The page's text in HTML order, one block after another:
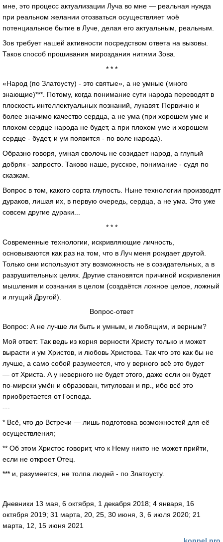
мне, это процесс актуализации Луча во мне — реальная нужда
при реальном желании отозваться осуществляет моё
потенциальное бытие в Луче, делая его актуальным, реальным.
Зов требует нашей активности посредством ответа на вызовы.
Таков способ прошивания мироздания нитями Зова.
* * *
«Народ (по Златоусту) - это святые», а не умные (много
знающие)***. Потому, когда понимание сути народа переводят в
плоскость интеллектуальных познаний, лукавят. Первично и
более значимо качество сердца, а не ума (при хорошем уме и
плохом сердце народа не будет, а при плохом уме и хорошем
сердце - будет, и ум появится - по воле народа).
Образно говоря, умная сволочь не созидает народ, а глупый
добряк - запросто. Таково наше, русское, понимание - судя по
сказкам.
Вопрос в том, какого сорта глупость. Ныне технологии производят
дураков, лишая их, в первую очередь, сердца, а не ума. Это уже
совсем другие дураки...
* * *
Современные технологии, искривляющие личность,
основываются как раз на том, что в Луч меня рождает другой.
Только они используют эту возможность не в созидательных, а в
разрушительных целях. Другие становятся причиной искривления
мышления и сознания в целом (создаётся ложное целое, ложный
и лгущий Другой).
Вопрос-ответ
Вопрос: А не лучше ли быть и умным, и любящим, и верным?
Мой ответ: Так ведь из корня верности Христу только и может
вырасти и ум Христов, и любовь Христова. Так что это как бы не
лучше, а само собой разумеется, что у верного всё это будет
— от Христа. А у неверного не будет этого, даже если он будет
по-мирски умён и образован, титулован и пр., ибо всё это
приобретается от Господа.
---
* Всё, что до Встречи — лишь подготовка возможностей для её
осуществления;
** Об этом Христос говорит, что к Нему никто не может прийти,
если не откроет Отец.
*** и, разумеется, не толпа людей - по Златоусту.
Дневники 13 мая, 6 октября, 1 декабря 2018; 4 января, 16
октября 2019; 31 марта, 20, 25, 30 июня, 3, 6 июля 2020; 21
марта, 12, 15 июня 2021
koppel.pro